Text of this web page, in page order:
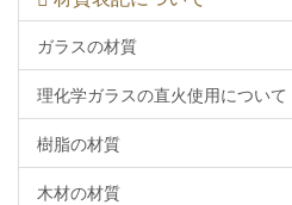
ガラスの材質
理化学ガラスの直火使用について
樹脂の材質
木材の材質